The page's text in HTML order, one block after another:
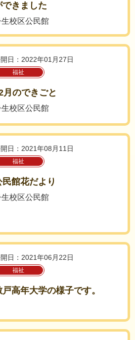
できました
生校区公民館
日：2022年01月27日
福祉
月のできごと
生校区公民館
日：2021年08月11日
福祉
民館花だより
生校区公民館
日：2021年06月22日
福祉
戸高年大学の様子です。